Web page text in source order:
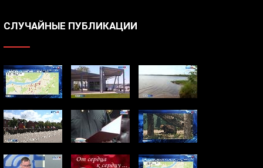
СЛУЧАЙНЫЕ ПУБЛИКАЦИИ